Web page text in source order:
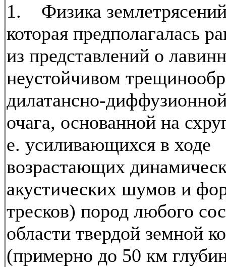
1. Физика
которая предполагалась
из представлений о
неустойчивом
дилатансно-
очага, основанной на
е. усиливающихся в ходе
возрастающих
акустических шумов и
тресков) пород любого
области твердой земной
(примерно до 50 км